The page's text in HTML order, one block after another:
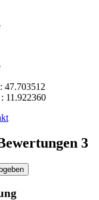
: 47.703512
: 11.922360
3